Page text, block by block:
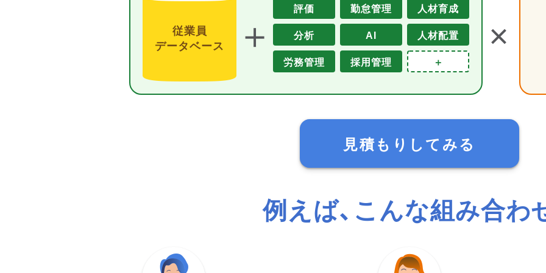
従業員
データベース
＋
評価 勤怠管理
人材育成
分析
AI
人材配置
労務管理
採用管理 ＋ ＋
見積もりしてみる
例えば、こんな組み合わ